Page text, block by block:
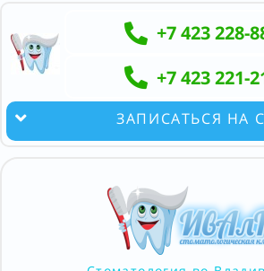
+7 423 228-
+7 423 221-
ЗАПИСАТЬСЯ НА